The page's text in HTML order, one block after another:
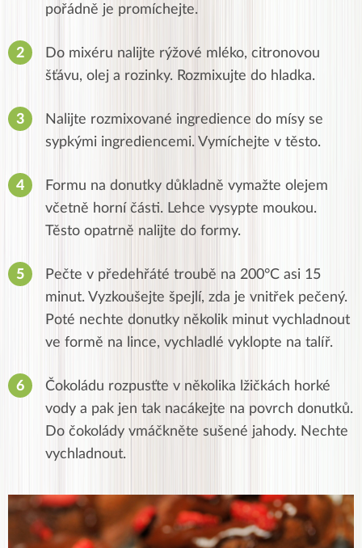
pořádně je promíchejte.
Do mixéru nalijte rýžové mléko, citronovou
šťávu, olej a rozinky. Rozmixujte do hladka.
Nalijte rozmixované ingredience do mísy se
sypkými ingrediencemi. Vymíchejte v těsto.
Formu na donutky důkladně vymažte olejem
včetně horní části. Lehce vysypte moukou.
Těsto opatrně nalijte do formy.
Pečte v předehřáté troubě na 200°C asi 15
minut. Vyzkoušejte špejlí, zda je vnitřek pečený.
Poté nechte donutky několik minut vychladnout
ve formě na lince, vychladlé vyklopte na talíř.
Čokoládu rozpusťte v několika lžičkách horké
vody a pak jen tak nacákejte na povrch donutků.
Do čokolády vmáčkněte sušené jahody. Nechte
vychladnout.